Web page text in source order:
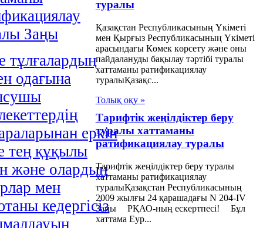
Заңы
тұлғалардың
одағына
еркін
тең құқылы
және олардың
мен
кедергісіз
туралы
Қазақстан Республикасының Үкіметі
мен Қырғыз Республикасының Үкіметі
арасындағы Көмек көрсету және оны
пайдалануды бақылау тәртібі туралы
хаттаманы ратификациялау
туралыҚазақс...
Толық оқу »
Тарифтік жеңілдіктер беру
туралы хаттаманы
ратификациялау туралы
Тарифтік жеңілдіктер беру туралы
хаттаманы ратификациялау
туралыҚазақстан Республикасының
2009 жылғы 24 қарашадағы N 204-IV
Заңы РҚАО-ның ескертпесі! Бұл
хаттама Еур...